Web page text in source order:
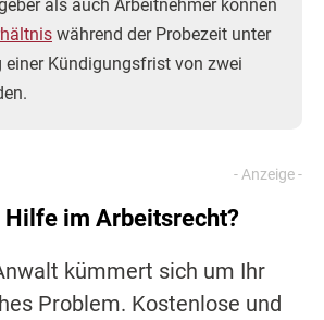
als auch Arbeitnehmer können
während der Probezeit unter
einer Kündigungsfrist von zwei
Hilfe im Arbeitsrecht?
kümmert sich um Ihr
Problem. Kostenlose und